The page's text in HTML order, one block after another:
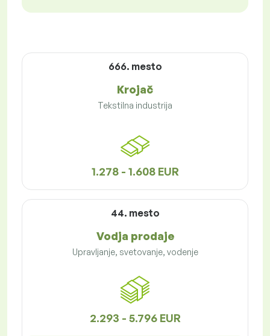
666. mesto
Krojač
Tekstilna industrija
1.278 - 1.608 EUR
44. mesto
Vodja prodaje
Upravljanje, svetovanje, vodenje
2.293 - 5.796 EUR